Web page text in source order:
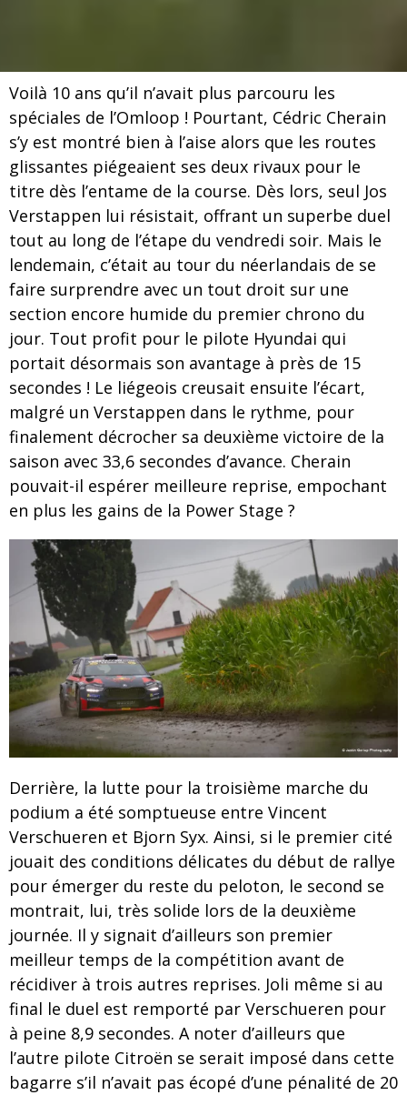
Voilà 10 ans qu’il n’avait plus parcouru les
spéciales de l’Omloop ! Pourtant, Cédric Cherain
s’y est montré bien à l’aise alors que les routes
glissantes piégeaient ses deux rivaux pour le
titre dès l’entame de la course. Dès lors, seul Jos
Verstappen lui résistait, offrant un superbe duel
tout au long de l’étape du vendredi soir. Mais le
lendemain, c’était au tour du néerlandais de se
faire surprendre avec un tout droit sur une
section encore humide du premier chrono du
jour. Tout profit pour le pilote Hyundai qui
portait désormais son avantage à près de 15
secondes ! Le liégeois creusait ensuite l’écart,
malgré un Verstappen dans le rythme, pour
finalement décrocher sa deuxième victoire de la
saison avec 33,6 secondes d’avance. Cherain
pouvait-il espérer meilleure reprise, empochant
en plus les gains de la Power Stage ?
Derrière, la lutte pour la troisième marche du
podium a été somptueuse entre Vincent
Verschueren et Bjorn Syx. Ainsi, si le premier cité
jouait des conditions délicates du début de rallye
pour émerger du reste du peloton, le second se
montrait, lui, très solide lors de la deuxième
journée. Il y signait d’ailleurs son premier
meilleur temps de la compétition avant de
récidiver à trois autres reprises. Joli même si au
final le duel est remporté par Verschueren pour
à peine 8,9 secondes. A noter d’ailleurs que
l’autre pilote Citroën se serait imposé dans cette
bagarre s’il n’avait pas écopé d’une pénalité de 20